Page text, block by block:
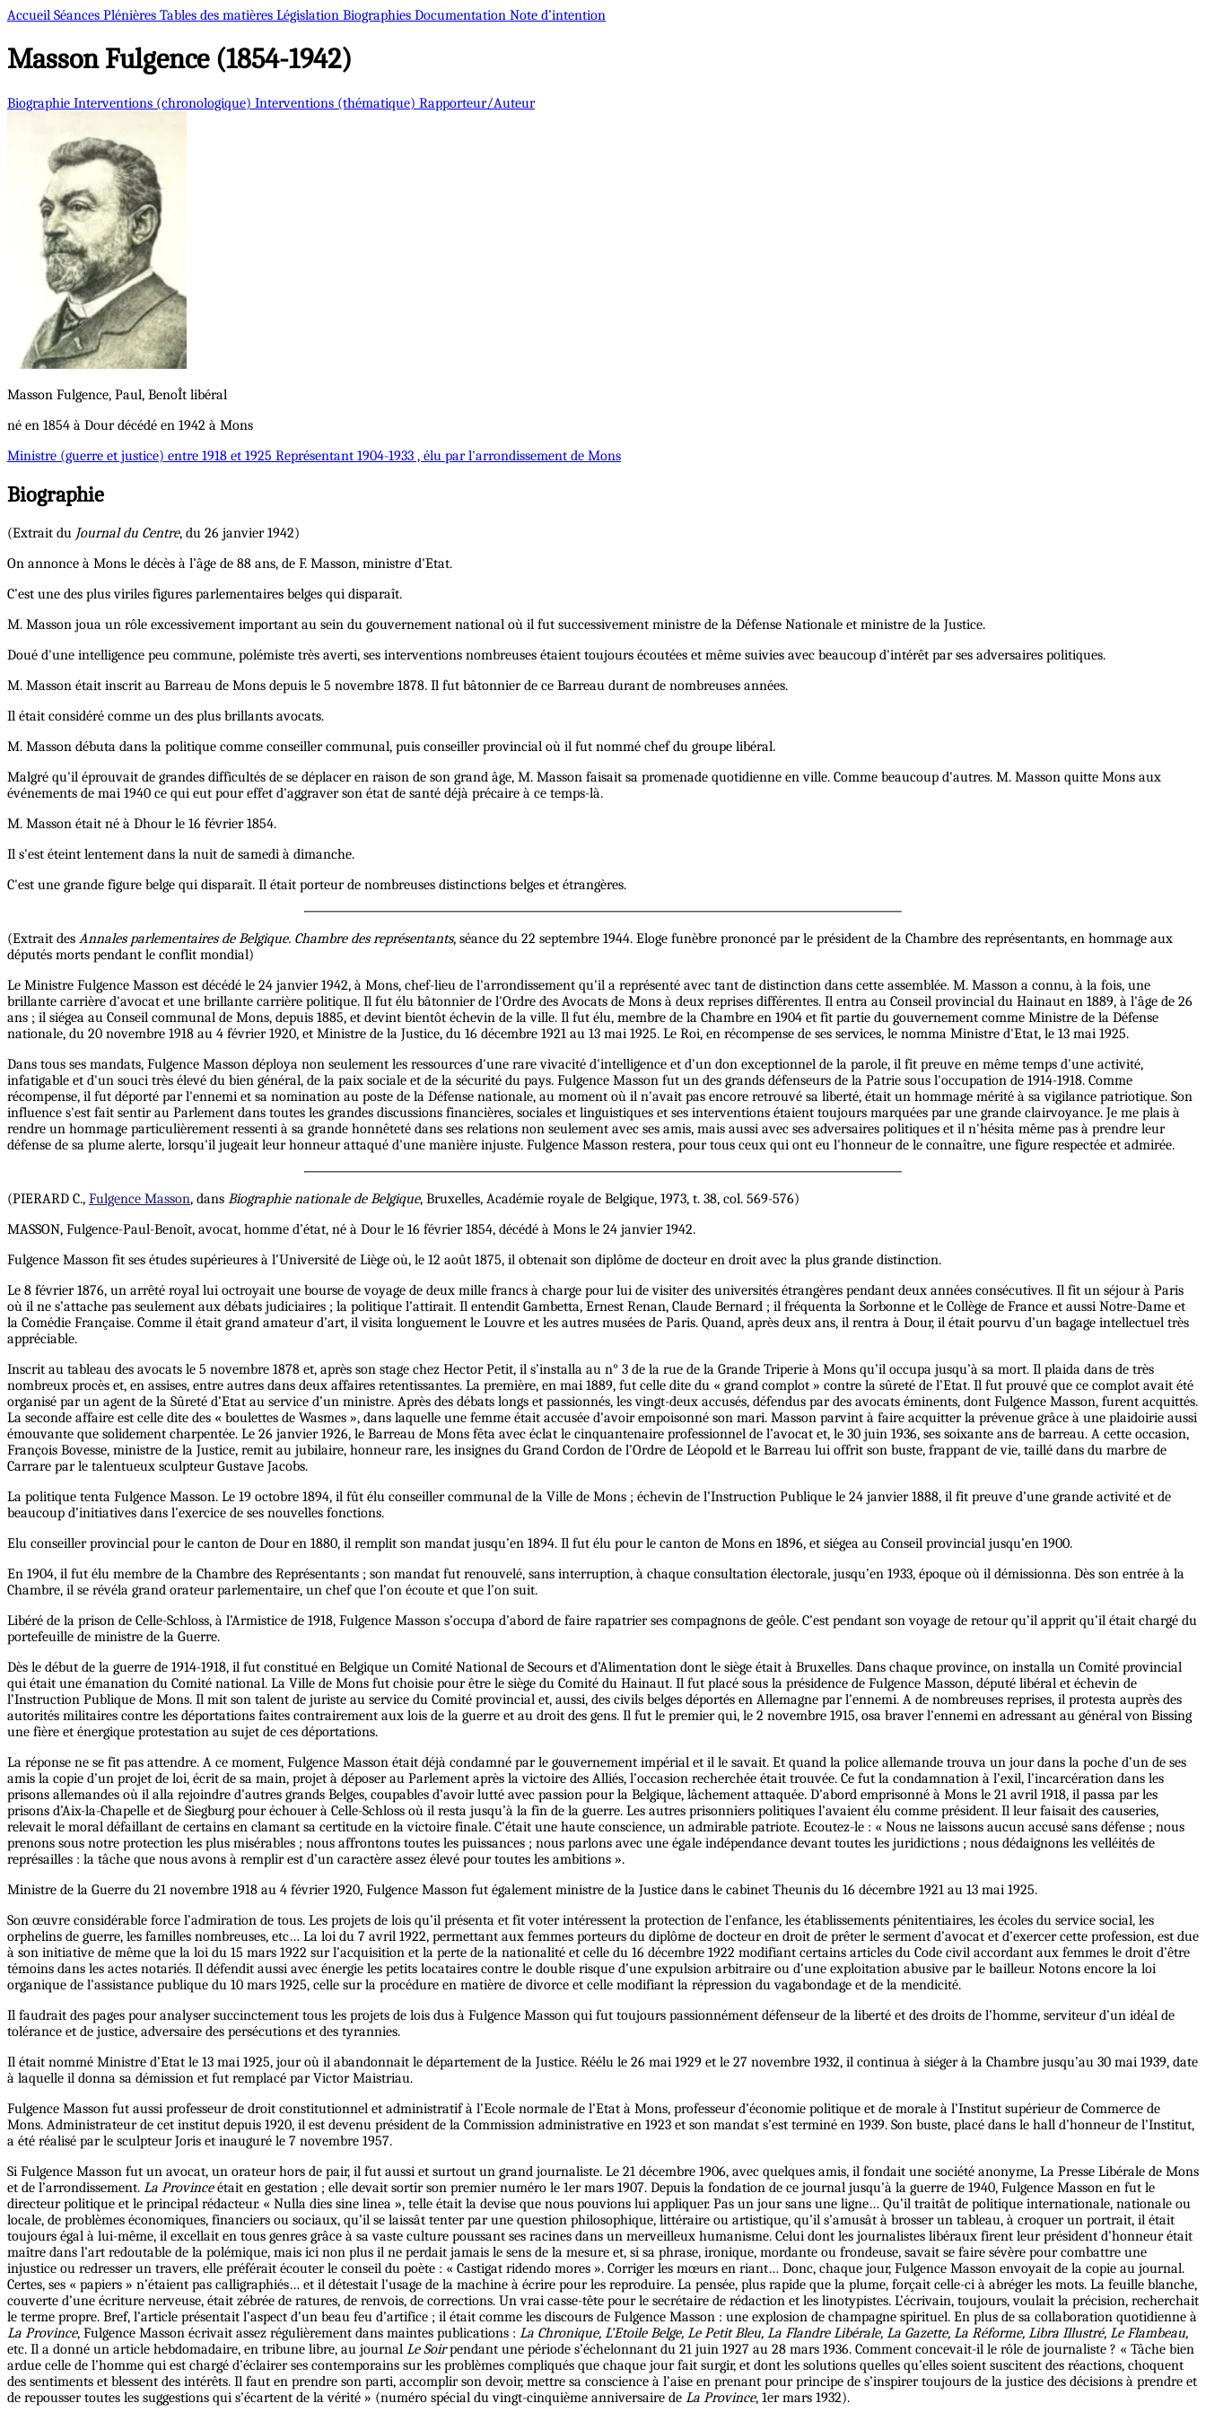
Accueil Séances Plénières Tables des matières Législation Biographies Documentation Note d’intention
MassonFulgence (1854-1942)
Biographie Interventions (chronologique) Interventions (thématique) Rapporteur/Auteur
Masson Fulgence, Paul, BenoÎt libéral
né en 1854 à Dour décédé en 1942 à Mons
Ministre (guerre et justice) entre 1918 et 1925 Représentant 1904-1933 , élu par l'arrondissement de Mons
Biographie
(Extrait du Journal du Centre, du 26 janvier 1942)
On annonce à Mons le décès à l’âge de 88 ans, de F. Masson, ministre d'Etat.
C’est une des plus viriles figures parlementaires belges qui disparaît.
M. Masson joua un rôle excessivement important au sein du gouvernement national où il fut successivement ministre de la Défense Nationale et ministre de la Justice.
Doué d'une intelligence peu commune, polémiste très averti, ses interventions nombreuses étaient toujours écoutées et même suivies avec beaucoup d'intérêt par ses adversaires politiques.
M. Masson était inscrit au Barreau de Mons depuis le 5 novembre 1878. Il fut bâtonnier de ce Barreau durant de nombreuses années.
Il était considéré comme un des plus brillants avocats.
M. Masson débuta dans la politique comme conseiller communal, puis conseiller provincial où il fut nommé chef du groupe libéral.
Malgré qu'il éprouvait de grandes difficultés de se déplacer en raison de son grand âge, M. Masson faisait sa promenade quotidienne en ville. Comme beaucoup d'autres. M. Masson quitte Mons aux
événements de mai 1940 ce qui eut pour effet d'aggraver son état de santé déjà précaire à ce temps-là.
M. Masson était né à Dhour le 16 février 1854.
Il s'est éteint lentement dans la nuit de samedi à dimanche.
C'est une grande figure belge qui disparaît. Il était porteur de nombreuses distinctions belges et étrangères.
(Extrait des Annales parlementaires de Belgique. Chambre des représentants, séance du 22 septembre 1944. Eloge funèbre prononcé par le président de la Chambre des représentants, en hommage aux
députés morts pendant le conflit mondial)
Le Ministre Fulgence Masson est décédé le 24 janvier 1942, à Mons, chef-lieu de l'arrondissement qu'il a représenté avec tant de distinction dans cette assemblée. M. Masson a connu, à la fois, une
brillante carrière d'avocat et une brillante carrière politique. Il fut élu bâtonnier de l'Ordre des Avocats de Mons à deux reprises différentes. Il entra au Conseil provincial du Hainaut en 1889, à l'âge de 26
ans ; il siégea au Conseil communal de Mons, depuis 1885, et devint bientôt échevin de la ville. Il fut élu, membre de la Chambre en 1904 et fit partie du gouvernement comme Ministre de la Défense
nationale, du 20 novembre 1918 au 4 février 1920, et Ministre de la Justice, du 16 décembre 1921 au 13 mai 1925. Le Roi, en récompense de ses services, le nomma Ministre d'Etat, le 13 mai 1925.
Dans tous ses mandats, Fulgence Masson déploya non seulement les ressources d'une rare vivacité d'intelligence et d'un don exceptionnel de la parole, il fit preuve en même temps d'une activité,
infatigable et d'un souci très élevé du bien général, de la paix sociale et de la sécurité du pays. Fulgence Masson fut un des grands défenseurs de la Patrie sous l'occupation de 1914-1918. Comme
récompense, il fut déporté par l'ennemi et sa nomination au poste de la Défense nationale, au moment où il n'avait pas encore retrouvé sa liberté, était un hommage mérité à sa vigilance patriotique. Son
influence s'est fait sentir au Parlement dans toutes les grandes discussions financières, sociales et linguistiques et ses interventions étaient toujours marquées par une grande clairvoyance. Je me plais à
rendre un hommage particulièrement ressenti à sa grande honnêteté dans ses relations non seulement avec ses amis, mais aussi avec ses adversaires politiques et il n'hésita même pas à prendre leur
défense de sa plume alerte, lorsqu'il jugeait leur honneur attaqué d'une manière injuste. Fulgence Masson restera, pour tous ceux qui ont eu l'honneur de le connaître, une figure respectée et admirée.
(PIERARD C., Fulgence Masson, dans Biographie nationale de Belgique, Bruxelles, Académie royale de Belgique, 1973, t. 38, col. 569-576)
MASSON, Fulgence-Paul-Benoît, avocat, homme d’état, né à Dour le 16 février 1854, décédé à Mons le 24 janvier 1942.
Fulgence Masson fit ses études supérieures à l’Université de Liège où, le 12 août 1875, il obtenait son diplôme de docteur en droit avec la plus grande distinction.
Le 8 février 1876, un arrêté royal lui octroyait une bourse de voyage de deux mille francs à charge pour lui de visiter des universités étrangères pendant deux années consécutives. Il fit un séjour à Paris
où il ne s’attache pas seulement aux débats judiciaires ; la politique l’attirait. Il entendit Gambetta, Ernest Renan, Claude Bernard ; il fréquenta la Sorbonne et le Collège de France et aussi Notre-Dame et
la Comédie Française. Comme il était grand amateur d’art, il visita longuement le Louvre et les autres musées de Paris. Quand, après deux ans, il rentra à Dour, il était pourvu d’un bagage intellectuel très
appréciable.
Inscrit au tableau des avocats le 5 novembre 1878 et, après son stage chez Hector Petit, il s’installa au n° 3 de la rue de la Grande Triperie à Mons qu’il occupa jusqu’à sa mort. Il plaida dans de très
nombreux procès et, en assises, entre autres dans deux affaires retentissantes. La première, en mai 1889, fut celle dite du « grand complot » contre la sûreté de l’Etat. Il fut prouvé que ce complot avait été
organisé par un agent de la Sûreté d’Etat au service d’un ministre. Après des débats longs et passionnés, les vingt-deux accusés, défendus par des avocats éminents, dont Fulgence Masson, furent acquittés.
La seconde affaire est celle dite des « boulettes de Wasmes », dans laquelle une femme était accusée d’avoir empoisonné son mari. Masson parvint à faire acquitter la prévenue grâce à une plaidoirie aussi
émouvante que solidement charpentée. Le 26 janvier 1926, le Barreau de Mons fêta avec éclat le cinquantenaire professionnel de l’avocat et, le 30 juin 1936, ses soixante ans de barreau. A cette occasion,
François Bovesse, ministre de la Justice, remit au jubilaire, honneur rare, les insignes du Grand Cordon de l’Ordre de Léopold et le Barreau lui offrit son buste, frappant de vie, taillé dans du marbre de
Carrare par le talentueux sculpteur Gustave Jacobs.
La politique tenta Fulgence Masson. Le 19 octobre 1894, il fût élu conseiller communal de la Ville de Mons ; échevin de l’Instruction Publique le 24 janvier 1888, il fit preuve d’une grande activité et de
beaucoup d’initiatives dans l’exercice de ses nouvelles fonctions.
Elu conseiller provincial pour le canton de Dour en 1880, il remplit son mandat jusqu’en 1894. Il fut élu pour le canton de Mons en 1896, et siégea au Conseil provincial jusqu’en 1900.
En 1904, il fut élu membre de la Chambre des Représentants ; son mandat fut renouvelé, sans interruption, à chaque consultation électorale, jusqu’en 1933, époque où il démissionna. Dès son entrée à la
Chambre, il se révéla grand orateur parlementaire, un chef que l’on écoute et que l’on suit.
Libéré de la prison de Celle-Schloss, à l’Armistice de 1918, Fulgence Masson s’occupa d’abord de faire rapatrier ses compagnons de geôle. C’est pendant son voyage de retour qu’il apprit qu’il était chargé du
portefeuille de ministre de la Guerre.
Dès le début de la guerre de 1914-1918, il fut constitué en Belgique un Comité National de Secours et d’Alimentation dont le siège était à Bruxelles. Dans chaque province, on installa un Comité provincial
qui était une émanation du Comité national. La Ville de Mons fut choisie pour être le siège du Comité du Hainaut. Il fut placé sous la présidence de Fulgence Masson, député libéral et échevin de
l’Instruction Publique de Mons. Il mit son talent de juriste au service du Comité provincial et, aussi, des civils belges déportés en Allemagne par l’ennemi. A de nombreuses reprises, il protesta auprès des
autorités militaires contre les déportations faites contrairement aux lois de la guerre et au droit des gens. Il fut le premier qui, le 2 novembre 1915, osa braver l’ennemi en adressant au général von Bissing
une fière et énergique protestation au sujet de ces déportations.
La réponse ne se fit pas attendre. A ce moment, Fulgence Masson était déjà condamné par le gouvernement impérial et il le savait. Et quand la police allemande trouva un jour dans la poche d’un de ses
amis la copie d’un projet de loi, écrit de sa main, projet à déposer au Parlement après la victoire des Alliés, l’occasion recherchée était trouvée. Ce fut la condamnation à l’exil, l’incarcération dans les
prisons allemandes où il alla rejoindre d’autres grands Belges, coupables d’avoir lutté avec passion pour la Belgique, lâchement attaquée. D’abord emprisonné à Mons le 21 avril 1918, il passa par les
prisons d’Aix-la-Chapelle et de Siegburg pour échouer à Celle-Schloss où il resta jusqu’à la fin de la guerre. Les autres prisonniers politiques l’avaient élu comme président. Il leur faisait des causeries,
relevait le moral défaillant de certains en clamant sa certitude en la victoire finale. C’était une haute conscience, un admirable patriote. Ecoutez-le : « Nous ne laissons aucun accusé sans défense ; nous
prenons sous notre protection les plus misérables ; nous affrontons toutes les puissances ; nous parlons avec une égale indépendance devant toutes les juridictions ; nous dédaignons les velléités de
représailles : la tâche que nous avons à remplir est d’un caractère assez élevé pour toutes les ambitions ».
Ministre de la Guerre du 21 novembre 1918 au 4 février 1920, Fulgence Masson fut également ministre de la Justice dans le cabinet Theunis du 16 décembre 1921 au 13 mai 1925.
Son œuvre considérable force l’admiration de tous. Les projets de lois qu’il présenta et fit voter intéressent la protection de l’enfance, les établissements pénitentiaires, les écoles du service social, les
orphelins de guerre, les familles nombreuses, etc… La loi du 7 avril 1922, permettant aux femmes porteurs du diplôme de docteur en droit de prêter le serment d’avocat et d’exercer cette profession, est due
à son initiative de même que la loi du 15 mars 1922 sur l’acquisition et la perte de la nationalité et celle du 16 décembre 1922 modifiant certains articles du Code civil accordant aux femmes le droit d’être
témoins dans les actes notariés. Il défendit aussi avec énergie les petits locataires contre le double risque d’une expulsion arbitraire ou d’une exploitation abusive par le bailleur. Notons encore la loi
organique de l’assistance publique du 10 mars 1925, celle sur la procédure en matière de divorce et celle modifiant la répression du vagabondage et de la mendicité.
Il faudrait des pages pour analyser succinctement tous les projets de lois dus à Fulgence Masson qui fut toujours passionnément défenseur de la liberté et des droits de l’homme, serviteur d’un idéal de
tolérance et de justice, adversaire des persécutions et des tyrannies.
Il était nommé Ministre d’Etat le 13 mai 1925, jour où il abandonnait le département de la Justice. Réélu le 26 mai 1929 et le 27 novembre 1932, il continua à siéger à la Chambre jusqu’au 30 mai 1939, date
à laquelle il donna sa démission et fut remplacé par Victor Maistriau.
Fulgence Masson fut aussi professeur de droit constitutionnel et administratif à l’Ecole normale de l’Etat à Mons, professeur d’économie politique et de morale à l’Institut supérieur de Commerce de
Mons. Administrateur de cet institut depuis 1920, il est devenu président de la Commission administrative en 1923 et son mandat s’est terminé en 1939. Son buste, placé dans le hall d’honneur de l’Institut,
a été réalisé par le sculpteur Joris et inauguré le 7 novembre 1957.
Si Fulgence Masson fut un avocat, un orateur hors de pair, il fut aussi et surtout un grand journaliste. Le 21 décembre 1906, avec quelques amis, il fondait une société anonyme, La Presse Libérale de Mons
et de l’arrondissement. La Provinceétait en gestation ; elle devait sortir son premier numéro le 1er mars 1907. Depuis la fondation de ce journal jusqu’à la guerre de 1940, Fulgence Masson en fut le
directeur politique et le principal rédacteur. « Nulla dies sine linea », telle était la devise que nous pouvions lui appliquer. Pas un jour sans une ligne… Qu’il traitât de politique internationale, nationale ou
locale, de problèmes économiques, financiers ou sociaux, qu’il se laissât tenter par une question philosophique, littéraire ou artistique, qu’il s’amusât à brosser un tableau, à croquer un portrait, il était
toujours égal à lui-même, il excellait en tous genres grâce à sa vaste culture poussant ses racines dans un merveilleux humanisme. Celui dont les journalistes libéraux firent leur président d’honneur était
maître dans l’art redoutable de la polémique, mais ici non plus il ne perdait jamais le sens de la mesure et, si sa phrase, ironique, mordante ou frondeuse, savait se faire sévère pour combattre une
injustice ou redresser un travers, elle préférait écouter le conseil du poète : « Castigat ridendo mores ». Corriger les mœurs en riant… Donc, chaque jour, Fulgence Masson envoyait de la copie au journal.
Certes, ses « papiers » n’étaient pas calligraphiés… et il détestait l’usage de la machine à écrire pour les reproduire. La pensée, plus rapide que la plume, forçait celle-ci à abréger les mots. La feuille blanche,
couverte d’une écriture nerveuse, était zébrée de ratures, de renvois, de corrections. Un vrai casse-tête pour le secrétaire de rédaction et les linotypistes. L’écrivain, toujours, voulait la précision, recherchait
le terme propre. Bref, l’article présentait l’aspect d’un beau feu d’artifice ; il était comme les discours de Fulgence Masson : une explosion de champagne spirituel. En plus de sa collaboration quotidienne à
La Province, Fulgence Masson écrivait assez régulièrement dans maintes publications : La Chronique, L’Etoile Belge, Le Petit Bleu, La Flandre Libérale, La Gazette, La Réforme, Libra Illustré, Le Flambeau,
etc. Il a donné un article hebdomadaire, en tribune libre, au journal Le Soirpendant une période s’échelonnant du 21 juin 1927 au 28 mars 1936. Comment concevait-il le rôle de journaliste ? « Tâche bien
ardue celle de l’homme qui est chargé d’éclairer ses contemporains sur les problèmes compliqués que chaque jour fait surgir, et dont les solutions quelles qu’elles soient suscitent des réactions, choquent
des sentiments et blessent des intérêts. Il faut en prendre son parti, accomplir son devoir, mettre sa conscience à l’aise en prenant pour principe de s’inspirer toujours de la justice des décisions à prendre et
de repousser toutes les suggestions qui s’écartent de la vérité » (numéro spécial du vingt-cinquième anniversaire de La Province, 1er mars 1932).